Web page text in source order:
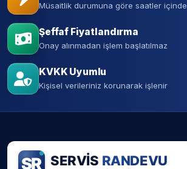
Müsaitlik durumuna göre saatler içinde
Şeffaf Fiyatlandırma
Onay alınmadan işlem başlatılmaz
KVKK Uyumlu
Kişisel verileriniz korunarak işlenir